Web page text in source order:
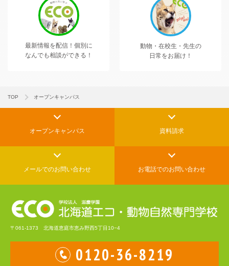
最新情報を配信！ 個別に
なんでも相談ができる！
動物・在校生・先生の
日常をお届け！
TOP オープンキャンパス
オープンキャンパス 資料請求
メールでのお問い合わせ お電話でのお問い合わせ
〒061-1373 北海道恵庭市恵み野西5丁目10−4
0120-36-8219